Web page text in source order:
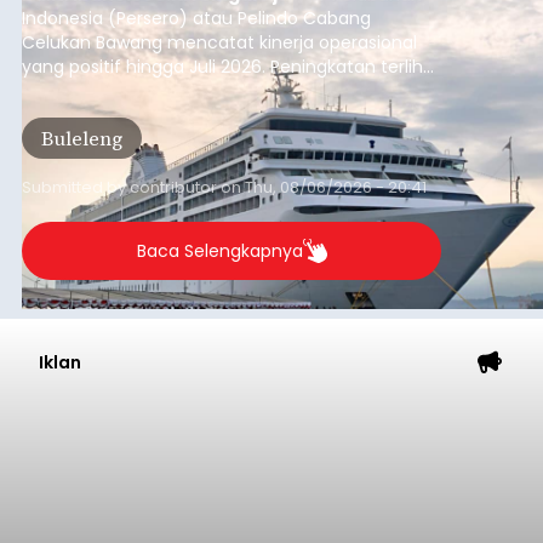
Indonesia (Persero) atau Pelindo Cabang
Celukan Bawang mencatat kinerja operasional
yang positif hingga Juli 2026. Peningkatan terlihat
dari arus kapal yang mencapai 1,48 juta Gross
Tonnage (GT), atau tumbuh 12,4 persen
dibandingkan periode yang sama tahun lalu
yang tercatat sebesar 1,32 juta GT.
Buleleng
Submitted bycontributoronThu, 08/06/2026 - 20:41
Baca Selengkapnya
Iklan